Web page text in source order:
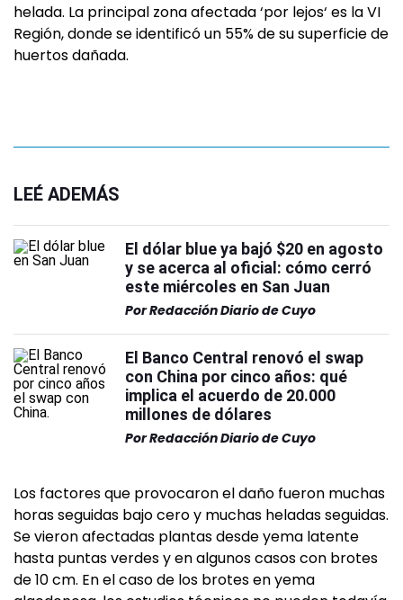
helada. La principal zona afectada ‘por lejos‘ es la VI
Región, donde se identificó un 55% de su superficie de
huertos dañada.
LEÉ ADEMÁS
El dólar blue ya bajó $20 en agosto
y se acerca al oficial: cómo cerró
este miércoles en San Juan
PorRedacción Diario de Cuyo
El Banco Central renovó el swap
con China por cinco años: qué
implica el acuerdo de 20.000
millones de dólares
PorRedacción Diario de Cuyo
Los factores que provocaron el daño fueron muchas
horas seguidas bajo cero y muchas heladas seguidas.
Se vieron afectadas plantas desde yema latente
hasta puntas verdes y en algunos casos con brotes
de 10 cm. En el caso de los brotes en yema